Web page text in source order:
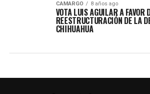
CAMARGO 8 años ago
VOTA LUIS AGUILAR A FAVOR
REESTRUCTURACIÓN DE LA
CHIHUAHUA